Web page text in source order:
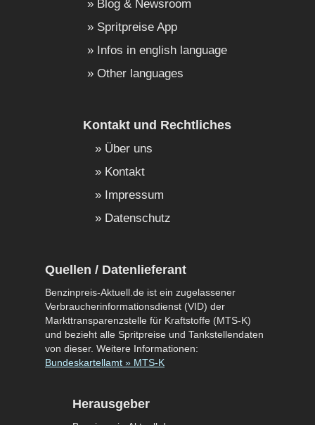
Blog & Newsroom
Spritpreise App
Infos in english language
Other languages
Kontakt und Rechtliches
Über uns
Kontakt
Impressum
Datenschutz
Quellen / Datenlieferant
Benzinpreis-Aktuell.de ist ein zugelassener
Verbraucherinformationsdienst (VID) der
Markttransparenzstelle für Kraftstoffe (MTS-K)
und bezieht alle Spritpreise und Tankstellendaten
von dieser. Weitere Informationen:
Bundeskartellamt » MTS-K
Herausgeber